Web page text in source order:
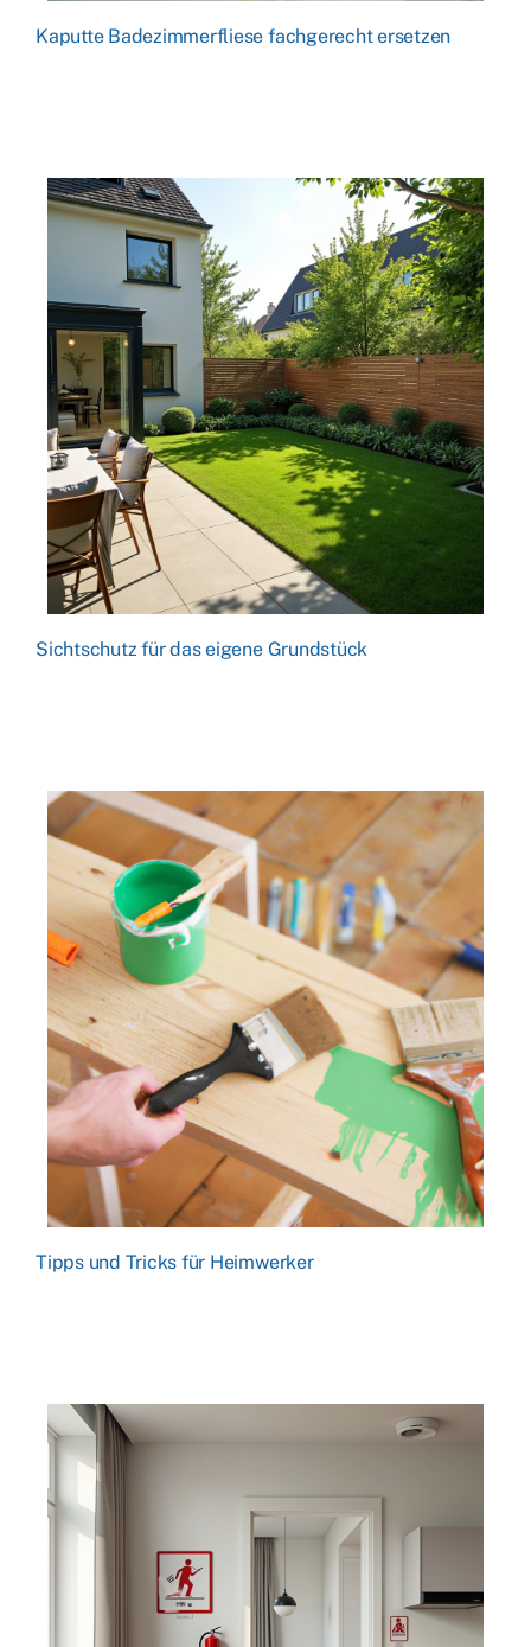
Kaputte Badezimmerfliese fachgerecht ersetzen
Sichtschutz für das eigene Grundstück
Tipps und Tricks für Heimwerker